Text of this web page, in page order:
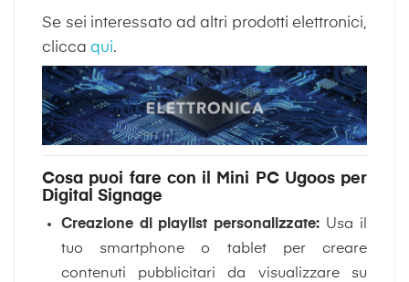
Se sei interessato ad altri prodotti elettronici,
clicca qui.
Cosa puoi fare con il Mini PC Ugoos per
Digital Signage
Creazione di playlist personalizzate: Usa il
tuo smartphone o tablet per creare
contenuti pubblicitari da visualizzare su